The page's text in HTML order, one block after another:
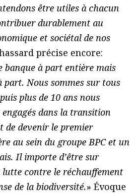
être utiles à chacun
durablement au
et sociétal de nos
précise encore:
banque à part entière mais
part. Nous sommes sur tous
plus de 10 ans nous
dans la transition
de devenir le premier
au sein du groupe BPC et un
Il importe d’être sur
contre le réchauffement
de la biodiversité.» Évoque